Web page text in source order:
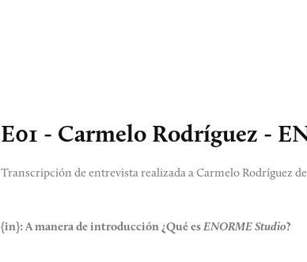
E01 - Carmelo Rodríguez -
Transcripción de entrevista realizada a Carmelo Rodríguez
{in}:A manera de introducción ¿Qué esENORME Studio?